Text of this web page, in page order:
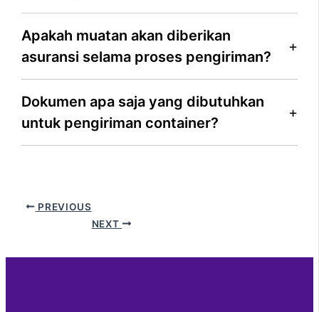
Apakah muatan akan diberikan
asuransi selama proses pengiriman?
Dokumen apa saja yang dibutuhkan
untuk pengiriman container?
PREVIOUS
NEXT